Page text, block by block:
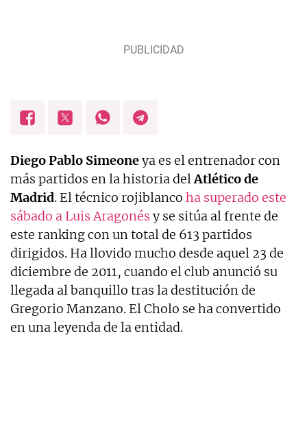
Diego Pablo Simeoneya es el entrenador con
más partidos en la historia delAtlético de
Madrid. El técnico rojiblanco ha superado este
sábado a Luis Aragonés y se sitúa al frente de
este ranking con un total de 613 partidos
dirigidos. Ha llovido mucho desde aquel 23 de
diciembre de 2011, cuando el club anunció su
llegada al banquillo tras la destitución de
Gregorio Manzano. El Cholo se ha convertido
en una leyenda de la entidad.